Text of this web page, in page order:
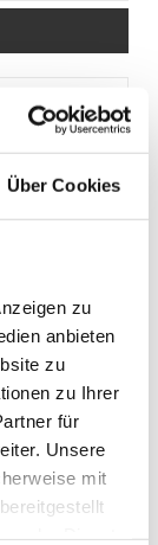
Über Cookies
zu
anbieten
zu
zu Ihrer
für
Unsere
mit
(tuber
52%
200 g